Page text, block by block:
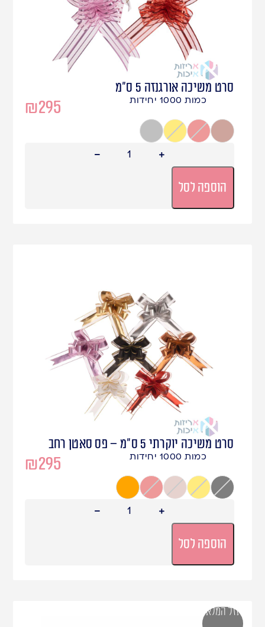
סרט משיכה אורגנזה 5 ס"מ
₪295 כמות 1000 יחידות
רוזגולד אדום זהב כסף
הוספה לסל
סרט משיכה יוקרתי 5 ס”מ – פס סאטן רחב
₪295 כמות 1000 יחידות
שחור זהב רוזגולד אדום כתום
הוספה לסל
אזל המלאי